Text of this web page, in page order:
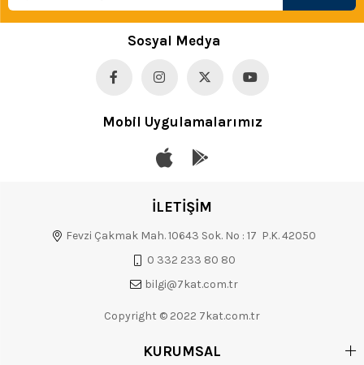
Sosyal Medya
Mobil Uygulamalarımız
İLETİŞİM
Fevzi Çakmak Mah. 10643 Sok. No : 17 P.K. 42050
0 332 233 80 80
bilgi@7kat.com.tr
Copyright © 2022 7kat.com.tr
KURUMSAL